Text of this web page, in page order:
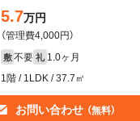
5.7万円
（管理費4,000円）
敷 不要 礼 1.0ヶ月
1階 / 1LDK / 37.7㎡
お問い合わせ （無料）